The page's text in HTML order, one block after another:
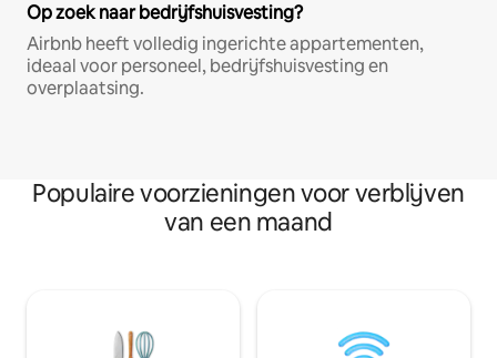
Op zoek naar bedrijfshuisvesting?
Airbnb heeft volledig ingerichte appartementen,
ideaal voor personeel, bedrijfshuisvesting en
overplaatsing.
Populaire voorzieningen voor verblijven
van een maand